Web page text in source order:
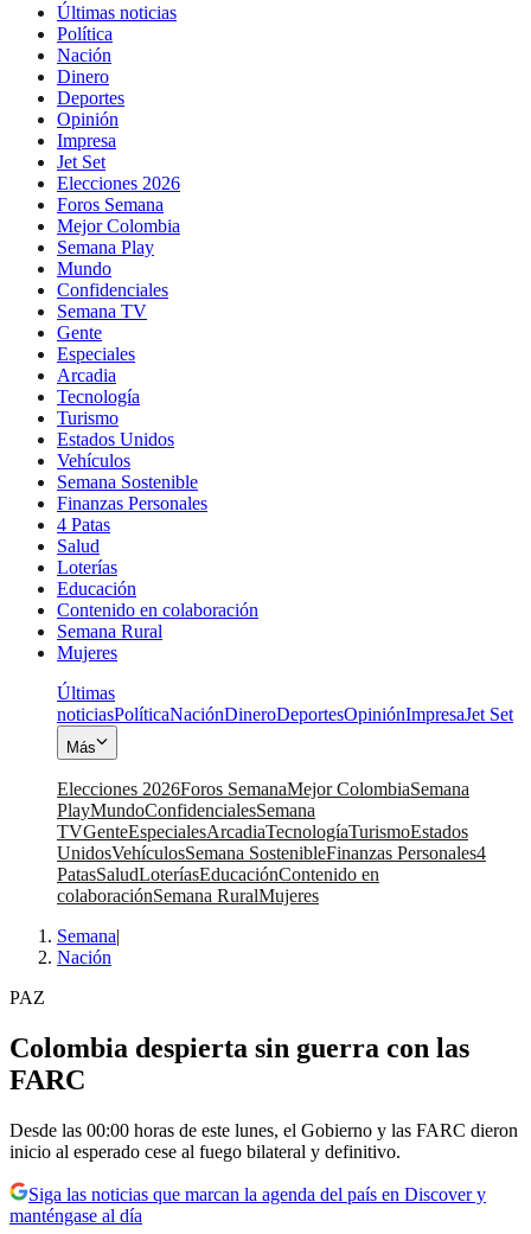
Últimas noticias
Política
Nación
Dinero
Deportes
Opinión
Impresa
Jet Set
Elecciones 2026
Foros Semana
Mejor Colombia
Semana Play
Mundo
Confidenciales
Semana TV
Gente
Especiales
Arcadia
Tecnología
Turismo
Estados Unidos
Vehículos
Semana Sostenible
Finanzas Personales
4 Patas
Salud
Loterías
Educación
Contenido en colaboración
Semana Rural
Mujeres
Últimas
noticiasPolíticaNaciónDineroDeportesOpiniónImpresaJet Set
Más
Elecciones 2026Foros SemanaMejor ColombiaSemana
PlayMundoConfidencialesSemana
TVGenteEspecialesArcadiaTecnologíaTurismoEstados
UnidosVehículosSemana SostenibleFinanzas Personales4
PatasSaludLoteríasEducaciónContenido en
colaboraciónSemana RuralMujeres
Semana|
Nación
PAZ
Colombia despierta sin guerra con las
FARC
Desde las 00:00 horas de este lunes, el Gobierno y las FARC dieron
inicio al esperado cese al fuego bilateral y definitivo.
Siga las noticias que marcan la agenda del país en Discover y
manténgase al día